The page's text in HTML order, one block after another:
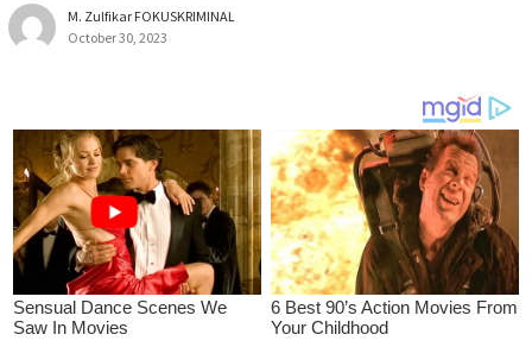
M. Zulfikar FOKUSKRIMINAL
October 30, 2023